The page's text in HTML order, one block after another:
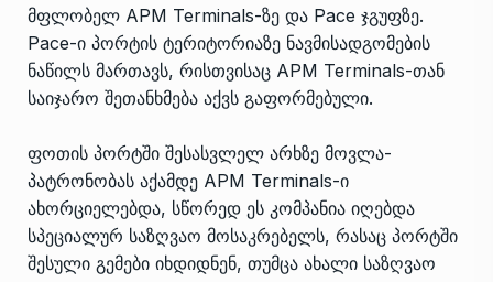
მფლობელ APM Terminals-ზე და Pace ჯგუფზე.
Pace-ი პორტის ტერიტორიაზე ნავმისადგომების
ნაწილს მართავს, რისთვისაც APM Terminals-თან
საიჯარო შეთანხმება აქვს გაფორმებული.
ფოთის პორტში შესასვლელ არხზე მოვლა-
პატრონობას აქამდე APM Terminals-ი
ახორციელებდა, სწორედ ეს კომპანია იღებდა
სპეციალურ საზღვაო მოსაკრებელს, რასაც პორტში
შესული გემები იხდიდნენ, თუმცა ახალი საზღვაო